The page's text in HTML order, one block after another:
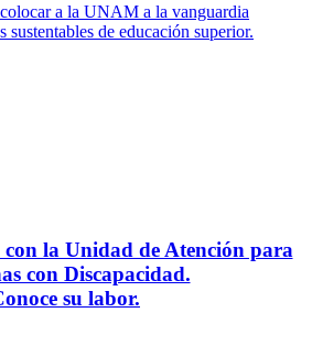
a la UNAM a la vanguardia
sustentables de educación superior.
la Unidad de Atención para
con Discapacidad.
su labor.